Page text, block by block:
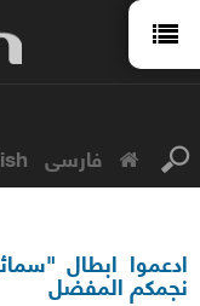
فارسی
ادعموا ابطال
نجمكم المفضل